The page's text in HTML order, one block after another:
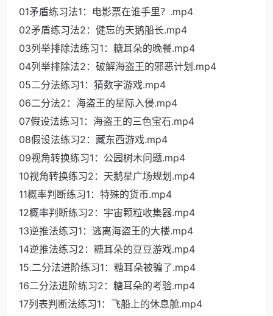
01矛盾练习法1：电影票在谁手里？.mp4
02矛盾练习法2：健忘的天鹅船长.mp4
03列举排除法练习1：糖耳朵的晚餐.mp4
04列举排除法2：破解海盗王的邪恶计划.mp4
05二分法练习1：猜数字游戏.mp4
06二分法2：海盗王的星际入侵.mp4
07假设法练习1：海盗王的三色宝石.mp4
08假设法练习2：藏东西游戏.mp4
09视角转换练习1：公园树木问题.mp4
10视角转换练习2：天鹅星广场规划.mp4
11概率判断练习1：特殊的货币.mp4
12概率判断练习2：宇宙颗粒收集器.mp4
13逆推法练习1：逃离海盗王的大楼.mp4
14逆推法练习2：糖耳朵的豆豆游戏.mp4
15.二分法进阶练习1：糖耳朵被骗了.mp4
16二分法进阶练习2：糖耳朵的考验.mp4
17列表判断法练习1：飞船上的休息舱.mp4